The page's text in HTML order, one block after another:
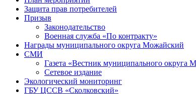
Защита прав потребителей
Призыв
Законодательство
Военная служба «По контракту»
Награды муниципального округа Можайский
СМИ
Газета «Вестник муниципального округа
Сетевое издание
Экологический мониторинг
ГБУ ЦССВ «Сколковский»